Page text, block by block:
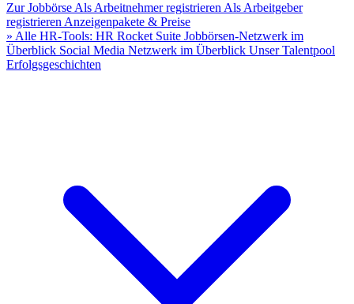
Zur Jobbörse Als Arbeitnehmer registrieren Als Arbeitgeber
registrieren Anzeigenpakete & Preise
» Alle HR-Tools: HR Rocket Suite Jobbörsen-Netzwerk im
Überblick Social Media Netzwerk im Überblick Unser Talentpool
Erfolgsgeschichten